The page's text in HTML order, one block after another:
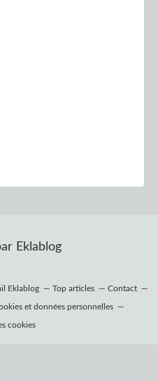
Eklablog
Eklablog Top articles Contact
et données personnelles
cookies